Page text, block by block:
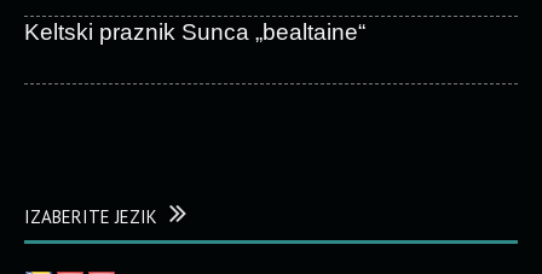
Keltski praznik Sunca „bealtaine“
IZABERITE JEZIK